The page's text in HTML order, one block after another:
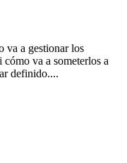
va a gestionar los
cómo va a someterlos a
definido....